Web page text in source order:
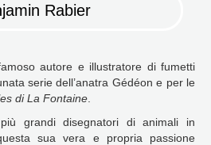
Rabier
autore e illustratore di fumetti
serie dell’anatra Gédéon e per le
di La Fontaine
grandi disegnatori di animali in
sua vera e propria passione